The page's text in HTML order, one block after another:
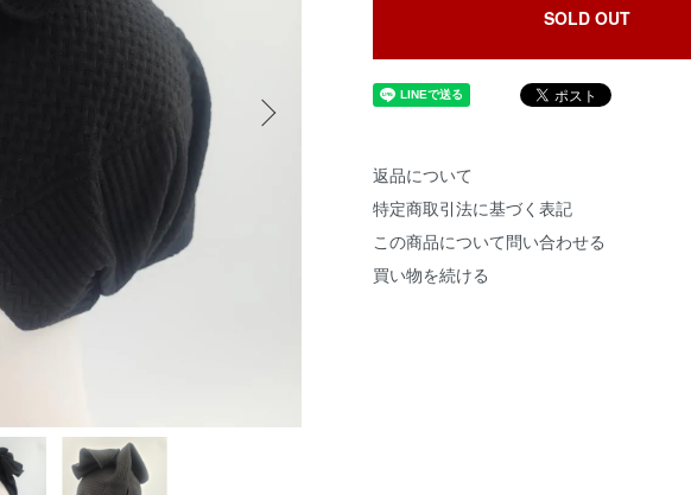
SOLD OUT
返品について
特定商取引法に基づく表記
この商品について問い合わせる
買い物を続ける